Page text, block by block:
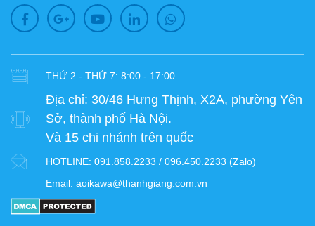
THỨ 2 - THỨ 7: 8:00 - 17:00
Địa chỉ: 30/46 Hưng Thịnh, X2A, phường Yên
Sở, thành phố Hà Nội.
Và 15 chi nhánh trên quốc
HOTLINE: 091.858.2233 / 096.450.2233 (Zalo)
Email: aoikawa@thanhgiang.com.vn